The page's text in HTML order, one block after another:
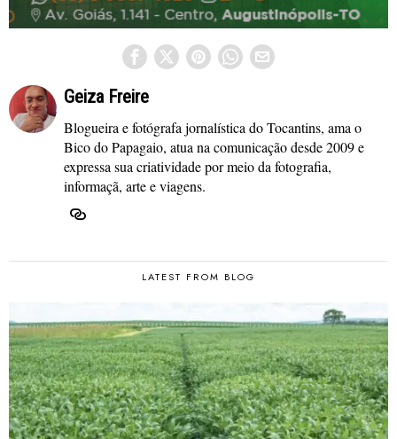
Geiza Freire
Blogueira e fotógrafa jornalística do Tocantins, ama o
Bico do Papagaio, atua na comunicação desde 2009 e
expressa sua criatividade por meio da fotografia,
informaçã, arte e viagens.
LATEST FROM BLOG